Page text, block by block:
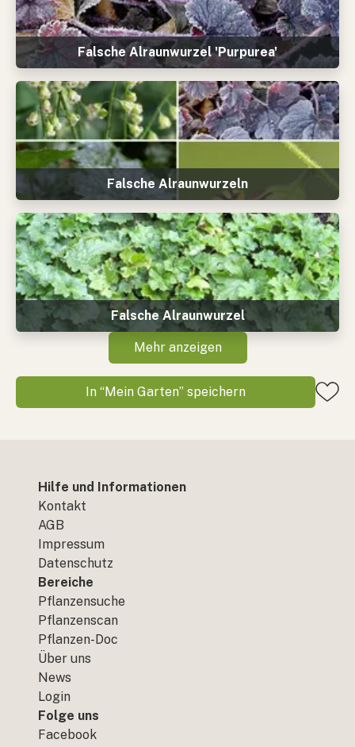
Falsche Alraunwurzel 'Purpurea'
Falsche Alraunwurzeln
Falsche Alraunwurzel
Mehr anzeigen
In “Mein Garten” speichern
Hilfe und Informationen
Kontakt
AGB
Impressum
Datenschutz
Bereiche
Pflanzensuche
Pflanzenscan
Pflanzen-Doc
Über uns
News
Login
Folge uns
Facebook